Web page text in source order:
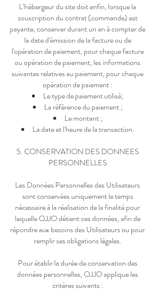
L’hébergeur du site doit enfin, lorsque la
souscription du contrat (commande) est
payante, conserver durant un an à compter de
la date d'émission de la facture ou de
l'opération de paiement, pour chaque facture
ou opération de paiement, les informations
suivantes relatives au paiement, pour chaque
opération de paiement :
Le type de paiement utilisé;
La référence du paiement ;
Le montant ;
La date et l'heure de la transaction.
5. CONSERVATION DES DONNEES
PERSONNELLES
Les Données Personnelles des Utilisateurs
sont conservées uniquement le temps
nécessaire à la réalisation de la finalité pour
laquelle OJJO détient ces données, afin de
répondre aux besoins des Utilisateurs ou pour
remplir ses obligations légales.
Pour établir la durée de conservation des
données personnelles, OJJO applique les
critères suivants :